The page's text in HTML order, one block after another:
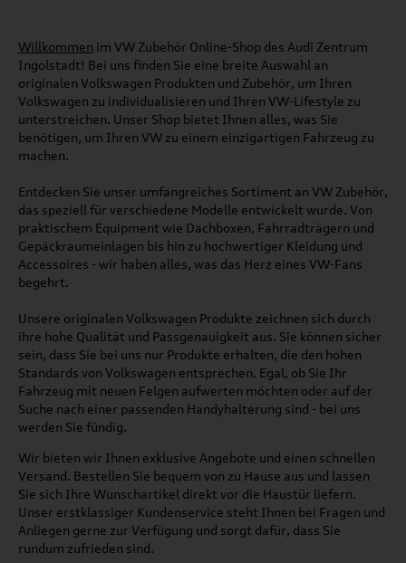
Willkommen im VW Zubehör Online-Shop des Audi Zentrum
Ingolstadt! Bei uns finden Sie eine breite Auswahl an
originalen Volkswagen Produkten und Zubehör, um Ihren
Volkswagen zu individualisieren und Ihren VW-Lifestyle zu
unterstreichen. Unser Shop bietet Ihnen alles, was Sie
benötigen, um Ihren VW zu einem einzigartigen Fahrzeug zu
machen.
Entdecken Sie unser umfangreiches Sortiment an VW Zubehör,
das speziell für verschiedene Modelle entwickelt wurde. Von
praktischem Equipment wie Dachboxen, Fahrradträgern und
Gepäckraumeinlagen bis hin zu hochwertiger Kleidung und
Accessoires - wir haben alles, was das Herz eines VW-Fans
begehrt.
Unsere originalen Volkswagen Produkte zeichnen sich durch
ihre hohe Qualität und Passgenauigkeit aus. Sie können sicher
sein, dass Sie bei uns nur Produkte erhalten, die den hohen
Standards von Volkswagen entsprechen. Egal, ob Sie Ihr
Fahrzeug mit neuen Felgen aufwerten möchten oder auf der
Suche nach einer passenden Handyhalterung sind - bei uns
werden Sie fündig.
Wir bieten wir Ihnen exklusive Angebote und einen schnellen
Versand. Bestellen Sie bequem von zu Hause aus und lassen
Sie sich Ihre Wunschartikel direkt vor die Haustür liefern.
Unser erstklassiger Kundenservice steht Ihnen bei Fragen und
Anliegen gerne zur Verfügung und sorgt dafür, dass Sie
rundum zufrieden sind.